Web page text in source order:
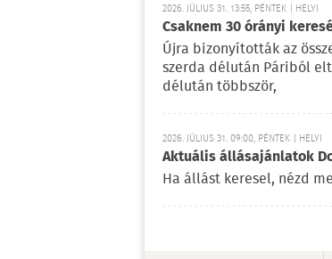
2026. JÚLIUS 31. 13:55, PÉNTEK | HELYI
Csaknem 30 órányi
Újra bizonyították az
szerda délután Páriból
délután többször,
2026. JÚLIUS 31. 09:00, PÉNTEK | HELYI
Aktuális állásajánlatok
Ha állást keresel, nézd